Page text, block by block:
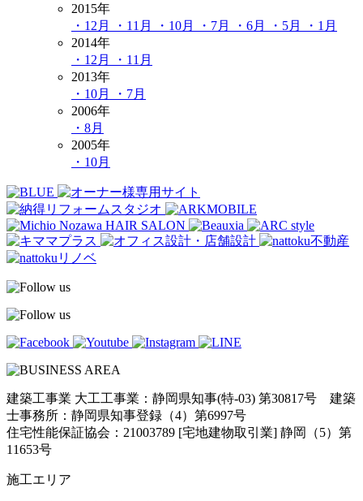
2015年
・12月
・11月 ・10月 ・7月 ・6月 ・5月
・1月
2014年
・12月
・11月
2013年
・10月
・7月
2006年
・8月
2005年
・10月
建築工事業 大工工事業：静岡県知事(特-03) 第30817号 建築
士事務所：静岡県知事登録（4）第6997号
住宅性能保証協会：21003789 [宅地建物取引業] 静岡（5）第
11653号
施工エリア